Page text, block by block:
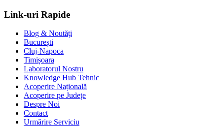
Link-uri Rapide
Blog & Noutăți
București
Cluj-Napoca
Timișoara
Laboratorul Nostru
Knowledge Hub Tehnic
Acoperire Națională
Acoperire pe Județe
Despre Noi
Contact
Urmărire Serviciu